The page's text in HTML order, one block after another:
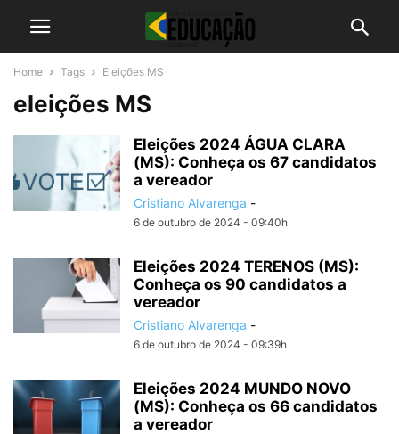
Home Tags Eleições MS
eleições MS
Eleições 2024 ÁGUA CLARA
(MS): Conheça os 67 candidatos
a vereador
Cristiano Alvarenga -
6 de outubro de 2024 - 09:40h
Eleições 2024 TERENOS (MS):
Conheça os 90 candidatos a
vereador
Cristiano Alvarenga -
6 de outubro de 2024 - 09:39h
Eleições 2024 MUNDO NOVO
(MS): Conheça os 66 candidatos
a vereador